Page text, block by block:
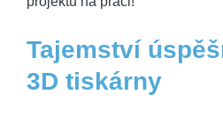
Tajemství
3D tiskárny